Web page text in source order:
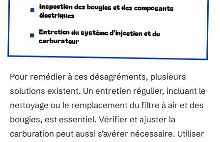
Inspection des bougies et des composants
électriques
Entretien du système d’injection et du
carburateur
Pour remédier à ces désagréments, plusieurs
solutions existent. Un entretien régulier, incluant le
nettoyage ou le remplacement du filtre à air et des
bougies, est essentiel. Vérifier et ajuster la
carburation peut aussi s’avérer nécessaire. Utiliser